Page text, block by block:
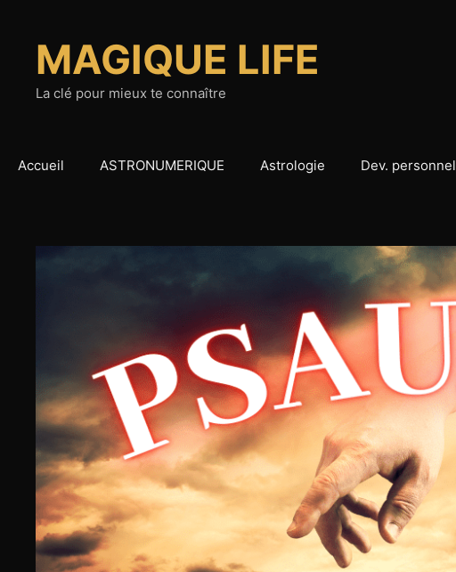
contenuMAGIQUE LIFE
La clé pour mieux te connaître
Accueil ASTRONUMERIQUE Astrologie Dev. personnel